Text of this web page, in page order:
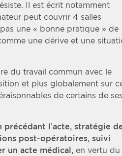
Il est écrit notamment
peut couvrir 4 salles
une « bonne pratique » de
une dérive et une
du travail commun avec le
et plus globalement sur
de certains de ses
précédant l’acte, stratégie
post-opératoires, suivi
un acte médical, en vertu du